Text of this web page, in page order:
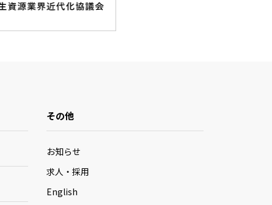
その他
お知らせ
求人・採用
English